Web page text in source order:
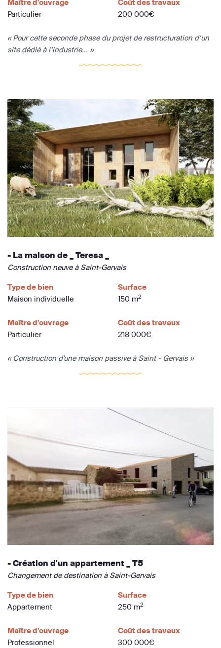
Maître d'ouvrage
Particulier
Coût des travaux
200 000€
« Pour cette seconde phase du projet de restructuration d’un
site dédié à l’industrie... »
- La maison de _ Teresa _
Construction neuve à Saint-Gervais
Type de bien
Maison individuelle
Surface
150 m2
Maître d'ouvrage
Particulier
Coût des travaux
218 000€
« Construction d'une maison passive à Saint - Gervais »
- Création d'un appartement _ T5
Changement de destination à Saint-Gervais
Type de bien
Appartement
Surface
250 m2
Maître d'ouvrage
Professionnel
Coût des travaux
300 000€